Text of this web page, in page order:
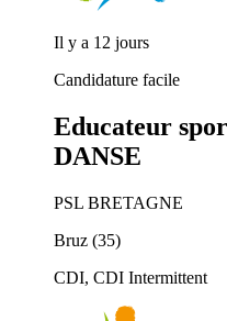
Il y a 12 jours
Candidature facile
Educateur
DANSE
PSL BRETAGNE
Bruz (35)
CDI, CDI Intermittent